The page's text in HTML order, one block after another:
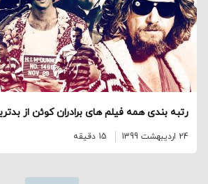
رتبه بندی همه فیلم های برادران کوئن از
24 اردیبهشت 1399 15 دقیقه